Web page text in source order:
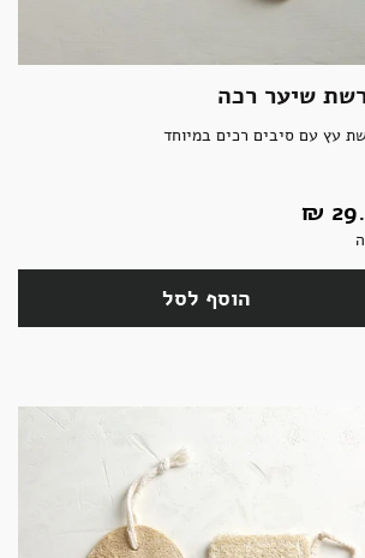
שיער רכה
עץ עם סיבים רכים במיוחד
הוסף לסל